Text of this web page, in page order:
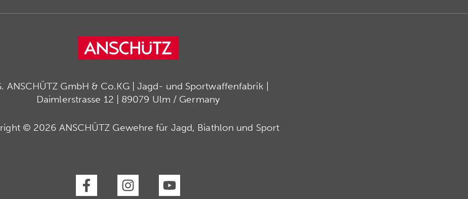
ANSCHÜTZ GmbH & Co.KG | Jagd- und Sportwaffenfabrik |
Daimlerstrasse 12 | 89079 Ulm / Germany
© 2026 ANSCHÜTZ Gewehre für Jagd, Biathlon und Sport